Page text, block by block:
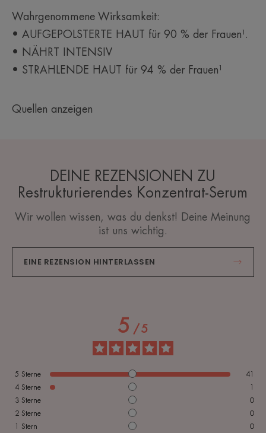
**Realtest mit 87 Proband:innen nach mindestens 2 Anwendungen/Tag
über 28 Tage.
Wahrgenommene Wirksamkeit:
• AUFGEPOLSTERTE HAUT für 90 % der Frauen¹.
• NÄHRT INTENSIV
• STRAHLENDE HAUT für 94 % der Frauen¹
Quellen anzeigen
DEINE REZENSIONEN ZU
Restrukturierendes Konzentrat-Serum
Wir wollen wissen, was du denkst! Deine Meinung
ist uns wichtig.
EINE REZENSION HINTERLASSEN
5/5
5 Sterne
41
4 Sterne
1
3 Sterne
0
2 Sterne
0
1 Stern 0